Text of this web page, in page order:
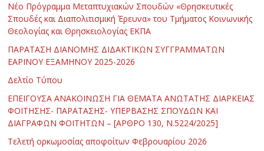
Νέο Πρόγραμμα Μεταπτυχιακών Σπουδών «Θρησκευτικές
Σπουδές και Διαπολιτισμική Έρευνα» του Τμήματος Κοινωνικής
Θεολογίας και Θρησκειολογίας ΕΚΠΑ
ΠΑΡΑΤΑΣΗ ΔΙΑΝΟΜΗΣ ΔΙΔΑΚΤΙΚΩΝ ΣΥΓΓΡΑΜΜΑΤΩΝ
ΕΑΡΙΝΟΥ ΕΞΑΜΗΝΟΥ 2025-2026
Δελτίο Τύπου
ΕΠΕΙΓΟΥΣΑ ΑΝΑΚΟΙΝΩΣΗ ΓΙΑ ΘΕΜΑΤΑ ΑΝΩΤΑΤΗΣ ΔΙΑΡΚΕΙΑΣ
ΦΟΙΤΗΣΗΣ- ΠΑΡΑΤΑΣΗΣ- ΥΠΕΡΒΑΣΗΣ ΣΠΟΥΔΩΝ ΚΑΙ
ΔΙΑΓΡΑΦΩΝ ΦΟΙΤΗΤΩΝ – [ΑΡΘΡΟ 130, Ν.5224/2025]
Τελετή ορκωμοσίας αποφοίτων Φεβρουαρίου 2026